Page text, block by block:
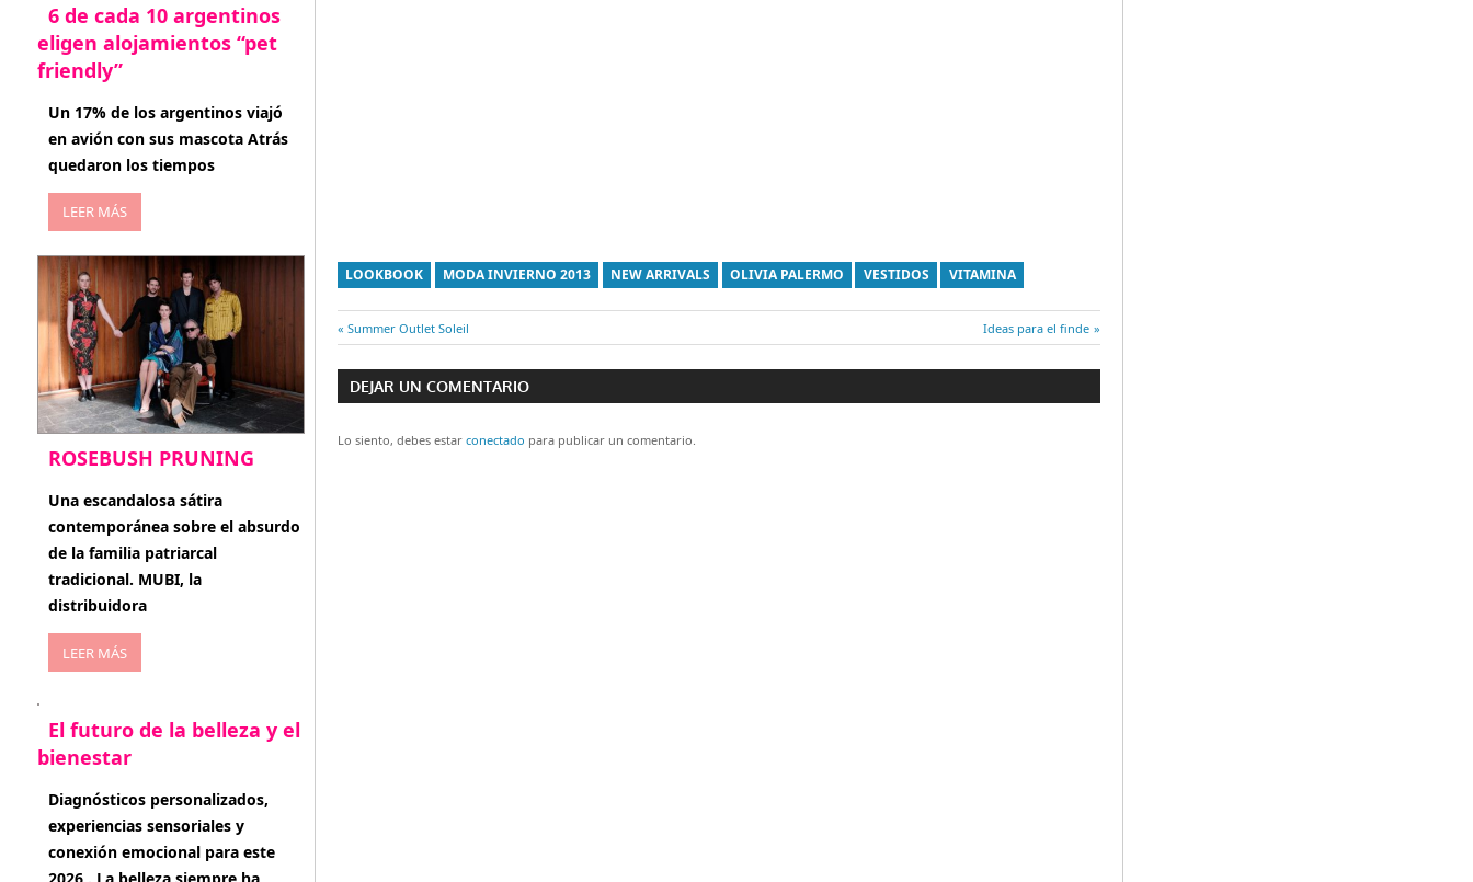
LOOKBOOK MODA INVIERNO 2013 NEW ARRIVALS OLIVIA PALERMO VESTIDOS VITAMINA
Navegación
de
entradas
Entrada
anterior:
Summer Outlet Soleil
Entrada
siguiente:
Ideas para el finde
DEJAR UN COMENTARIO
Lo siento, debes estar conectado para publicar un comentario.
6 de cada 10 argentinos
eligen alojamientos “pet
friendly”
abril 27, 2026
Un 17% de los argentinos viajó
en avión con sus mascota Atrás
quedaron los tiempos
LEER MÁS
ROSEBUSH PRUNING
enero 20, 2026
Una escandalosa sátira
contemporánea sobre el absurdo
de la familia patriarcal
tradicional. MUBI, la
distribuidora
LEER MÁS
El futuro de la belleza y el
bienestar
enero 15, 2026
Diagnósticos personalizados,
experiencias sensoriales y
conexión emocional para este